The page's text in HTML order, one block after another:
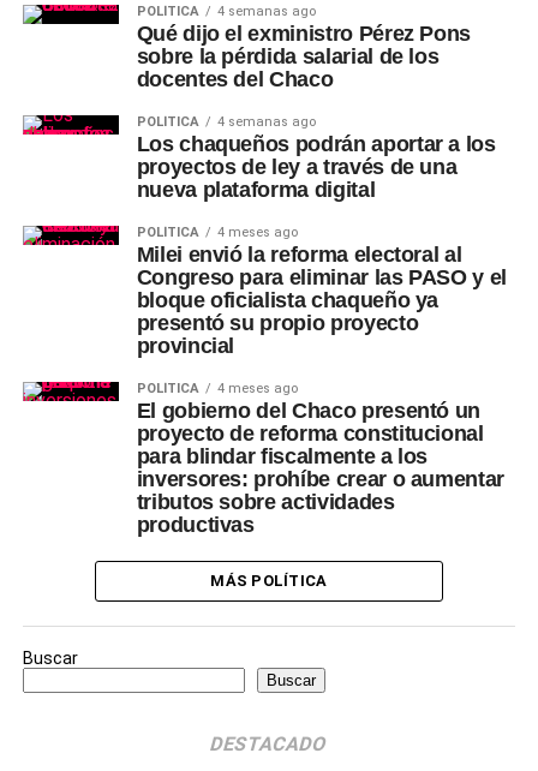
POLÍTICA 4 semanas ago
Qué dijo el exministro Pérez Pons
sobre la pérdida salarial de los
docentes del Chaco
POLÍTICA 4 semanas ago
Los chaqueños podrán aportar a los
proyectos de ley a través de una
nueva plataforma digital
POLÍTICA 4 meses ago
Milei envió la reforma electoral al
Congreso para eliminar las PASO y el
bloque oficialista chaqueño ya
presentó su propio proyecto
provincial
POLÍTICA 4 meses ago
El gobierno del Chaco presentó un
proyecto de reforma constitucional
para blindar fiscalmente a los
inversores: prohíbe crear o aumentar
tributos sobre actividades
productivas
MÁS POLÍTICA
Buscar
Buscar
DESTACADO